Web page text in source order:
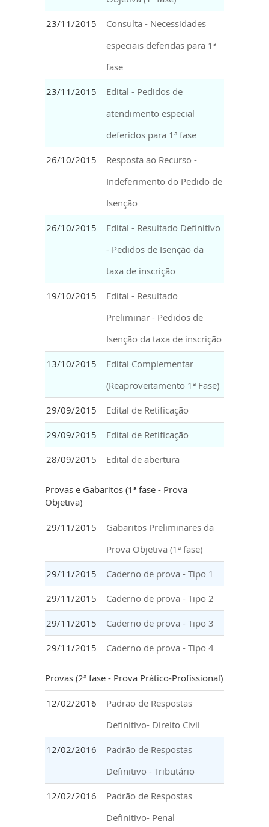
23/11/2015
Consulta - Necessidades
especiais deferidas para 1ª
fase
23/11/2015
Edital - Pedidos de
atendimento especial
deferidos para 1ª fase
26/10/2015
Resposta ao Recurso -
Indeferimento do Pedido de
Isenção
26/10/2015
Edital - Resultado Definitivo
- Pedidos de Isenção da
taxa de inscrição
19/10/2015
Edital - Resultado
Preliminar - Pedidos de
Isenção da taxa de inscrição
13/10/2015
Edital Complementar
(Reaproveitamento 1ª Fase)
29/09/2015 Edital de Retificação
29/09/2015 Edital de Retificação
28/09/2015 Edital de abertura
Provas e Gabaritos (1ª fase - Prova
Objetiva)
29/11/2015
Gabaritos Preliminares da
Prova Objetiva (1ª fase)
29/11/2015 Caderno de prova - Tipo 1
29/11/2015 Caderno de prova - Tipo 2
29/11/2015 Caderno de prova - Tipo 3
29/11/2015 Caderno de prova - Tipo 4
Provas (2ª fase - Prova Prático-Profissional)
12/02/2016
Padrão de Respostas
Definitivo- Direito Civil
12/02/2016
Padrão de Respostas
Definitivo - Tributário
12/02/2016
Padrão de Respostas
Definitivo- Penal